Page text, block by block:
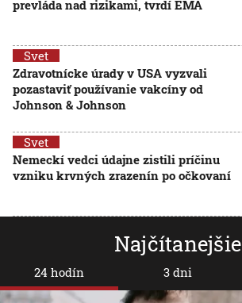
prevláda nad rizikami, tvrdí EMA
Svet
Zdravotnícke úrady v USA vyzvali
pozastaviť používanie vakcíny od
Johnson & Johnson
Svet
Nemeckí vedci údajne zistili príčinu
vzniku krvných zrazenín po očkovaní
Najčítanejšie
24 hodín 3 dni